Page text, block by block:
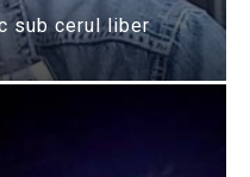
sub cerul liber